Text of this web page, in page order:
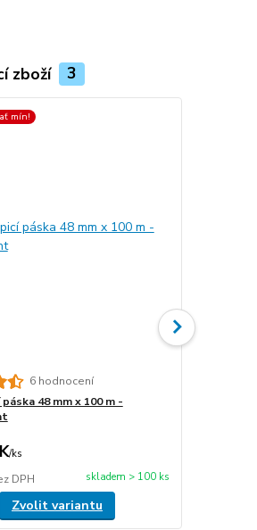
zboží 3
mín!
6 hodnocení
48 mm x 100 m -
/ks
DPH skladem > 100 ks
Zvolit variantu